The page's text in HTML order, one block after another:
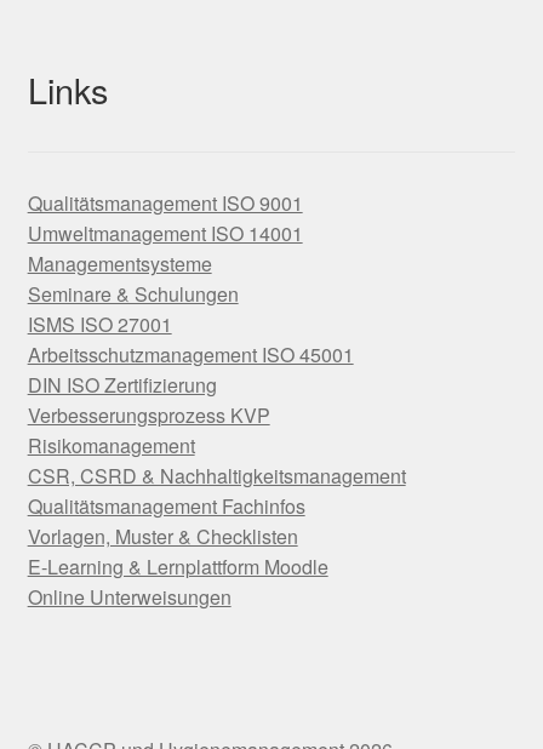
Links
Qualitätsmanagement ISO 9001
Umweltmanagement ISO 14001
Managementsysteme
Seminare & Schulungen
ISMS ISO 27001
Arbeitsschutzmanagement ISO 45001
DIN ISO Zertifizierung
Verbesserungsprozess KVP
Risikomanagement
CSR, CSRD & Nachhaltigkeitsmanagement
Qualitätsmanagement Fachinfos
Vorlagen, Muster & Checklisten
E-Learning & Lernplattform Moodle
Online Unterweisungen